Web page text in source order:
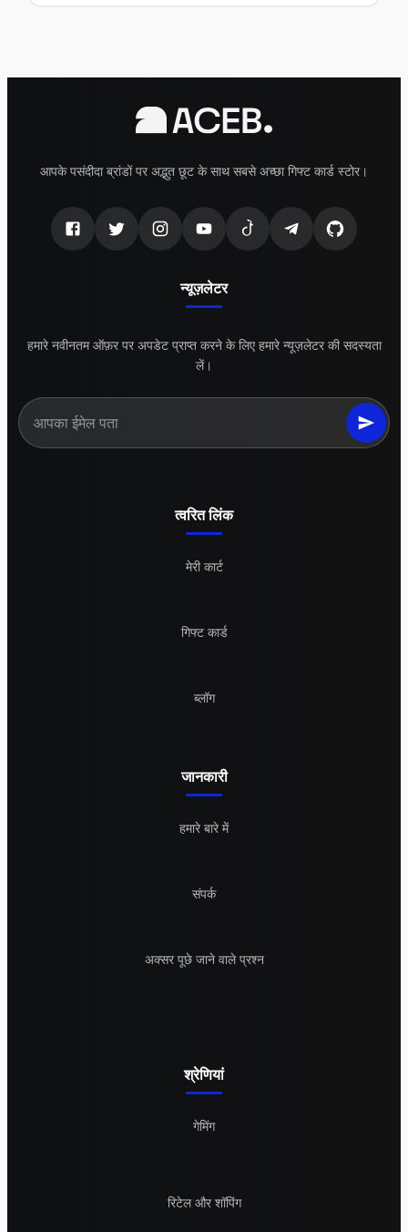
आपके पसंदीदा ब्रांडों पर अद्भुत छूट के साथ सबसे अच्छा गिफ्ट कार्ड स्टोर।
न्यूज़लेटर
हमारे नवीनतम ऑफ़र पर अपडेट प्राप्त करने के लिए हमारे न्यूज़लेटर की सदस्यता
लें।
त्वरित लिंक
मेरी कार्ट
गिफ्ट कार्ड
ब्लॉग
जानकारी
हमारे बारे में
संपर्क
अक्सर पूछे जाने वाले प्रश्न
श्रेणियां
गेमिंग
रिटेल और शॉपिंग